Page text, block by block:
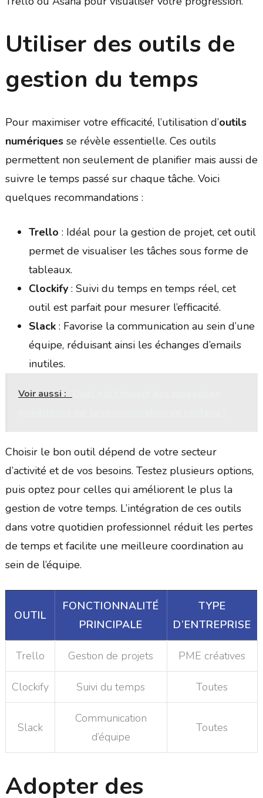
Utiliser des outils de
gestion du temps
Pour maximiser votre efficacité, l’utilisation d’outils
numériquesse révèle essentielle. Ces outils
permettent non seulement de planifier mais aussi de
suivre le temps passé sur chaque tâche. Voici
quelques recommandations :
Trello : Idéal pour la gestion de projet, cet outil
permet de visualiser les tâches sous forme de
tableaux.
Clockify: Suivi du temps en temps réel, cet
outil est parfait pour mesurer l’efficacité.
Slack: Favorise la communication au sein d’une
équipe, réduisant ainsi les échanges d’emails
inutiles.
Voir aussi :
Choisir le bon outil dépend de votre secteur
d’activité et de vos besoins. Testez plusieurs options,
puis optez pour celles qui améliorent le plus la
gestion de votre temps. L’intégration de ces outils
dans votre quotidien professionnel réduit les pertes
de temps et facilite une meilleure coordination au
sein de l’équipe.
OUTIL
FONCTIONNALITÉ
PRINCIPALE
TYPE
D’ENTREPRISE
Trello Gestion de projets PME créatives
Clockify Suivi du temps Toutes
Slack
Communication
d’équipe
Toutes
Adopter des